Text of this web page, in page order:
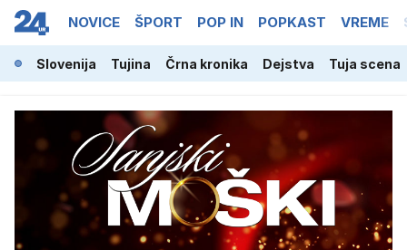
NOVICE ŠPORT POP IN POPKAST VREME
Slovenija Tujina Črna kronika Dejstva Tuja scena